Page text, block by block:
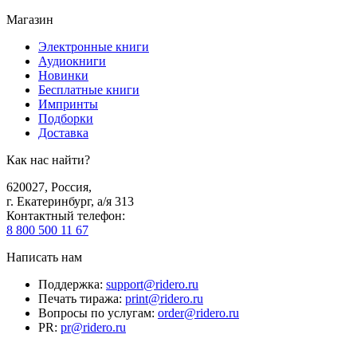
Магазин
Электронные книги
Аудиокниги
Новинки
Бесплатные книги
Импринты
Подборки
Доставка
Как нас найти?
620027, Россия,
г. Екатеринбург, а/я 313
Контактный телефон:
8 800 500 11 67
Написать нам
Поддержка: support@ridero.ru
Печать тиража: print@ridero.ru
Вопросы по услугам: order@ridero.ru
PR: pr@ridero.ru